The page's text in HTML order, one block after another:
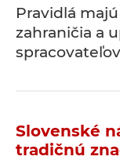
Pravidlá
zahraničia a
spracovateľov
Slovenské
tradičnú